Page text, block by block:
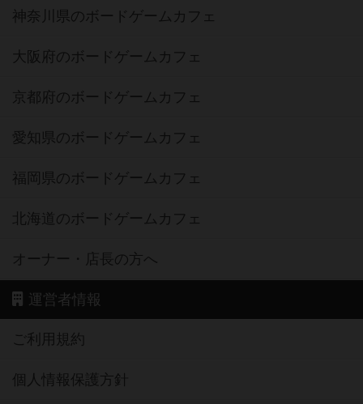
神奈川県のボードゲームカフェ
大阪府のボードゲームカフェ
京都府のボードゲームカフェ
愛知県のボードゲームカフェ
福岡県のボードゲームカフェ
北海道のボードゲームカフェ
オーナー・店長の方へ
運営者情報
ご利用規約
個人情報保護方針